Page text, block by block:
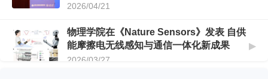
2026/04/21
物理学院在《Nature Sensors》发表 自供
能摩擦电无线感知与通信一体化新成果
2026/03/27
▶